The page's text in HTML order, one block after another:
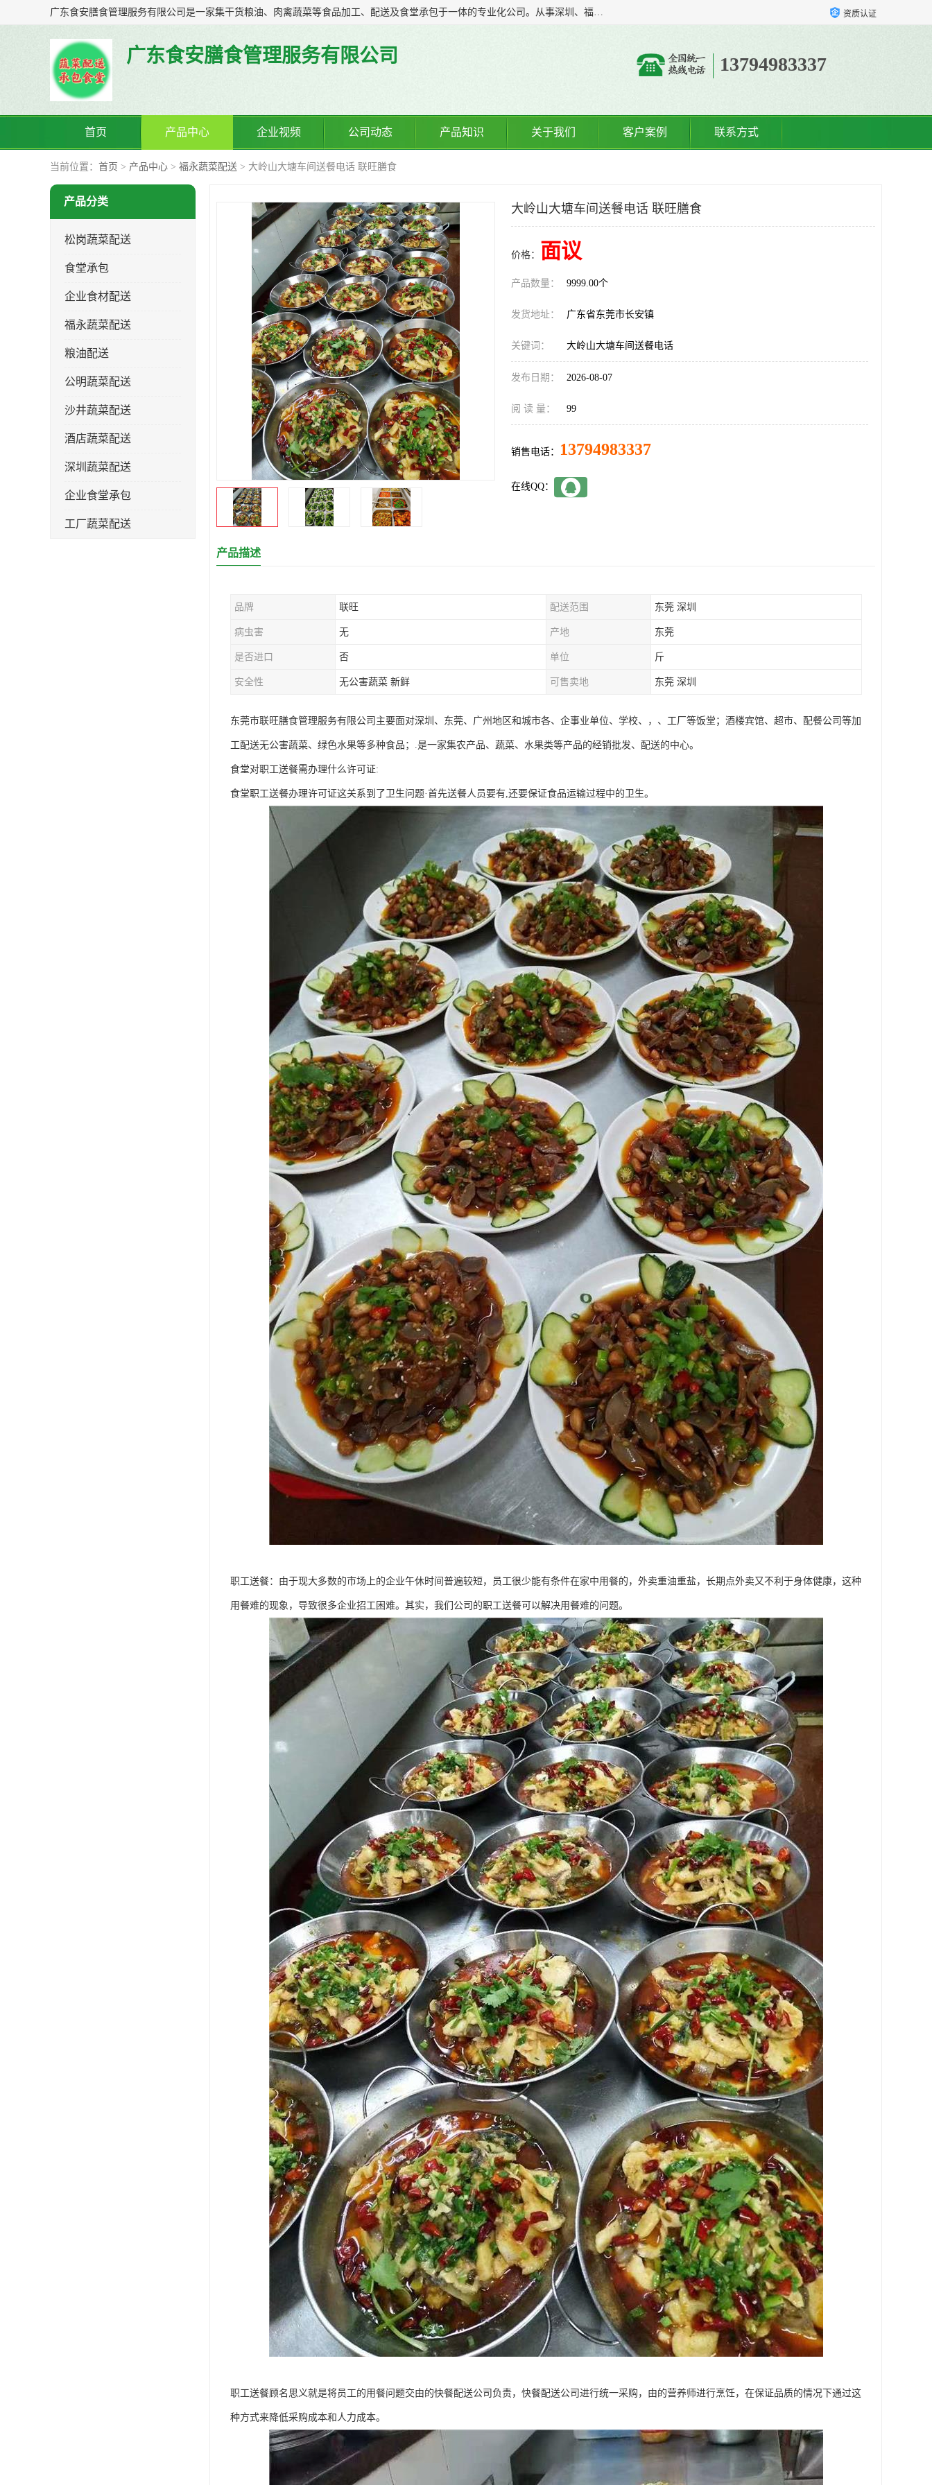
广东食安膳食管理服务有限公司是一家集干货粮油、肉禽蔬菜等食品加工、配送及食堂承包于一体的专业化公司。从事深圳、福永、公明、沙井、松岗等地区的蔬菜配送服务。 专业的服务队伍，以及完善的服务机制，经过多年的努力拼搏，赢得了广大客户的信赖和支持。 资质认证
广东食安膳食管理服务有限公司 13794983337
首页 产品中心 企业视频 公司动态 产品知识 关于我们 客户案例 联系方式
当前位置： 首页 > 产品中心 > 福永蔬菜配送 > 大岭山大塘车间送餐电话 联旺膳食
产品分类
松岗蔬菜配送
食堂承包
企业食材配送
福永蔬菜配送
粮油配送
公明蔬菜配送
沙井蔬菜配送
酒店蔬菜配送
深圳蔬菜配送
企业食堂承包
工厂蔬菜配送
大岭山大塘车间送餐电话 联旺膳食
价格： 面议
产品数量： 9999.00个
发货地址： 广东省东莞市长安镇
关键词： 大岭山大塘车间送餐电话
发布日期： 2026-08-07
阅 读 量： 99
销售电话： 13794983337
在线QQ：
产品描述
品牌 联旺 配送范围 东莞 深圳
病虫害 无 产地 东莞
是否进口 否 单位 斤
安全性 无公害蔬菜 新鲜 可售卖地 东莞 深圳
东莞市联旺膳食管理服务有限公司主要面对深圳、东莞、广州地区和城市各、企事业单位、学校、，、工厂等饭堂；酒楼宾馆、超市、配餐公司等加
工配送无公害蔬菜、绿色水果等多种食品；.是一家集农产品、蔬菜、水果类等产品的经销批发、配送的中心。
食堂对职工送餐需办理什么许可证:
食堂职工送餐办理许可证这关系到了卫生问题·首先送餐人员要有,还要保证食品运输过程中的卫生。
职工送餐：由于现大多数的市场上的企业午休时间普遍较短，员工很少能有条件在家中用餐的，外卖重油重盐，长期点外卖又不利于身体健康，这种
用餐难的现象，导致很多企业招工困难。其实，我们公司的职工送餐可以解决用餐难的问题。
职工送餐顾名思义就是将员工的用餐问题交由的快餐配送公司负责，快餐配送公司进行统一采购，由的营养师进行烹饪，在保证品质的情况下通过这
种方式来降低采购成本和人力成本。